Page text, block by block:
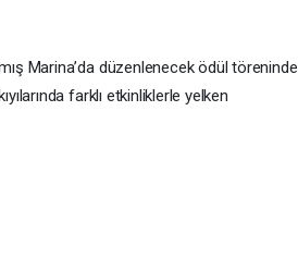
Marina’da düzenlenecek ödül töreninde
farklı etkinliklerle yelken